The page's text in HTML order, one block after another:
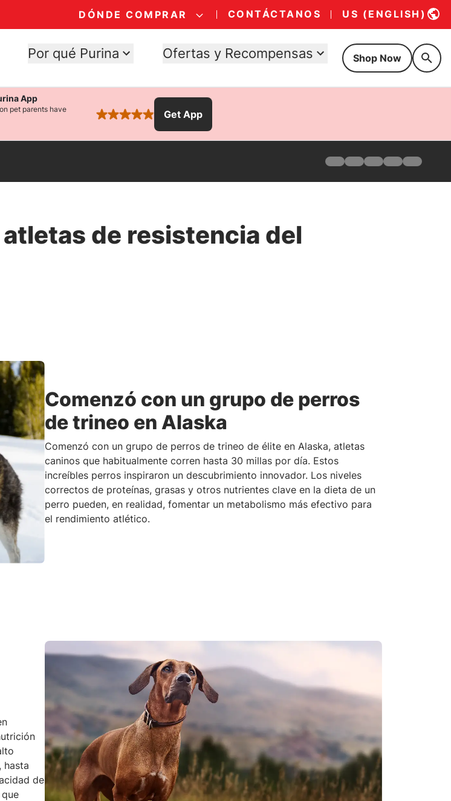
DÓNDE COMPRAR CONTÁCTANOS US (ENGLISH)
Por qué Purina Ofertas y Recompensas Shop Now
App
pet parents have
rated 4.9 stars
Get App
Hogar
Productos
de resistencia del
Comenzó con un grupo de perros
de trineo en Alaska
Comenzó con un grupo de perros de trineo de élite en Alaska, atletas
caninos que habitualmente corren hasta 30 millas por día. Estos
increíbles perros inspiraron un descubrimiento innovador. Los niveles
correctos de proteínas, grasas y otros nutrientes clave en la dieta de un
perro pueden, en realidad, fomentar un metabolismo más efectivo para
el rendimiento atlético.
hasta
de